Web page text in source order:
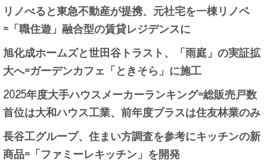
リノべると東急不動産が提携、元社宅を一棟リノベ
=「職住遊」融合型の賃貸レジデンスに
旭化成ホームズと世田谷トラスト、「雨庭」の実証拡
大へ=ガーデンカフェ「ときそら」に施工
2025年度大手ハウスメーカーランキング=総販売戸数
首位は大和ハウス工業、前年度プラスは住友林業のみ
長谷工グループ、住まい方調査を参考にキッチンの新
商品=「ファミーレキッチン」を開発